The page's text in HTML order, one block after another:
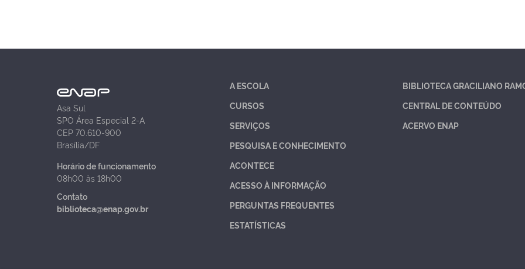
Asa Sul
SPO Área Especial 2-A
CEP 70.610-900
Brasília/DF
Horário de funcionamento
08h00 às 18h00
Contato
biblioteca@enap.gov.br
A ESCOLA
CURSOS
SERVIÇOS
PESQUISA E CONHECIMENTO
ACONTECE
ACESSO À INFORMAÇÃO
PERGUNTAS FREQUENTES
ESTATÍSTICAS
BIBLIOTECA GRACILIANO
CENTRAL DE CONTEÚDO
ACERVO ENAP